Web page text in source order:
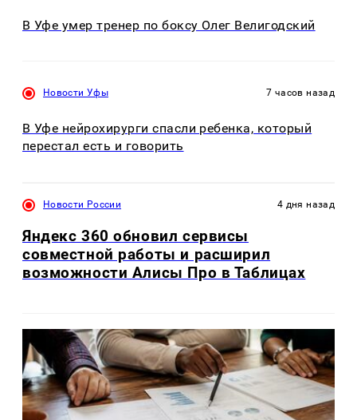
В Уфе умер тренер по боксу Олег Велигодский
Новости Уфы 7 часов назад
В Уфе нейрохирурги спасли ребенка, который
перестал есть и говорить
Новости России 4 дня назад
Яндекс 360 обновил сервисы
совместной работы и расширил
возможности Алисы Про в Таблицах